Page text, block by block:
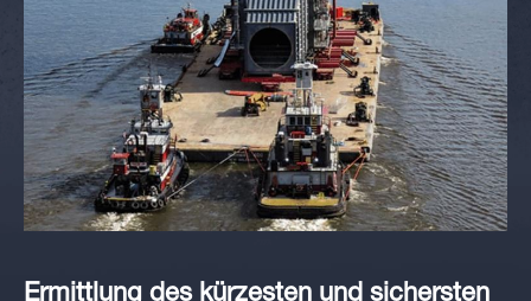
Ermittlung des kürzesten und sichersten